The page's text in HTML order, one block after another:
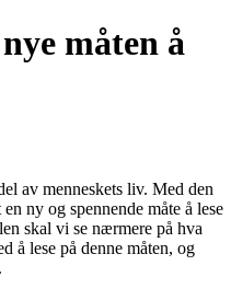
måten å
av menneskets liv. Med den
ny og spennende måte å lese
skal vi se nærmere på hva
å lese på denne måten, og